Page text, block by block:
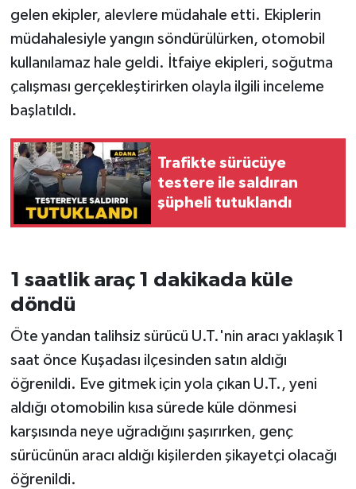
gelen ekipler, alevlere müdahale etti. Ekiplerin
müdahalesiyle yangın söndürülürken, otomobil
kullanılamaz hale geldi. İtfaiye ekipleri, soğutma
çalışması gerçekleştirirken olayla ilgili inceleme
başlatıldı.
Trafikte sürücüye
testere ile saldıran
şüpheli tutuklandı
1 saatlik araç 1 dakikada küle
döndü
Öte yandan talihsiz sürücü U.T.'nin aracı yaklaşık 1
saat önce Kuşadası ilçesinden satın aldığı
öğrenildi. Eve gitmek için yola çıkan U.T., yeni
aldığı otomobilin kısa sürede küle dönmesi
karşısında neye uğradığını şaşırırken, genç
sürücünün aracı aldığı kişilerden şikayetçi olacağı
öğrenildi.